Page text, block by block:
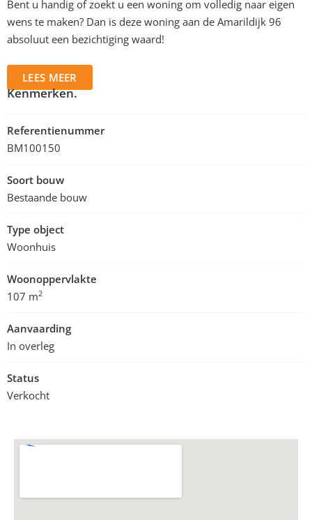
Bent u handig of zoekt u een woning om volledig naar eigen
wens te maken? Dan is deze woning aan de Amarildijk 96
absoluut een bezichtiging waard!
LEES MEER
Kenmerken.
Referentienummer
BM100150
Soort bouw
Bestaande bouw
Type object
Woonhuis
Woonoppervlakte
107 m2
Aanvaarding
In overleg
Status
Verkocht